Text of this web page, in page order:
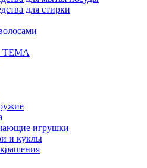
для стирки
ТЕМА
игрушки
и куклы